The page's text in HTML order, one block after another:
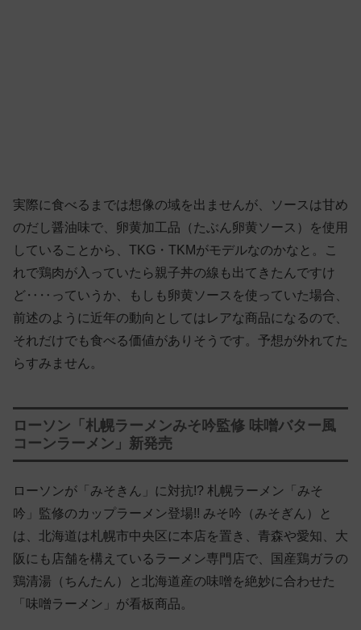
実際に食べるまでは想像の域を出ませんが、ソースは甘め
のだし醤油味で、卵黄加工品（たぶん卵黄ソース）を使用
していることから、TKG・TKMがモデルなのかなと。こ
れで鶏肉が入っていたら親子丼の線も出てきたんですけ
ど‥‥っていうか、もしも卵黄ソースを使っていた場合、
前述のように近年の動向としてはレアな商品になるので、
それだけでも食べる価値がありそうです。予想が外れてた
らすみません。
ローソン「札幌ラーメンみそ吟監修 味噌バター風
コーンラーメン」新発売
ローソンが「みそきん」に対抗!? 札幌ラーメン「みそ
吟」監修のカップラーメン登場!! みそ吟（みそぎん）と
は、北海道は札幌市中央区に本店を置き、青森や愛知、大
阪にも店舗を構えているラーメン専門店で、国産鶏ガラの
鶏清湯（ちんたん）と北海道産の味噌を絶妙に合わせた
「味噌ラーメン」が看板商品。